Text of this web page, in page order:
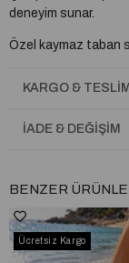
deneyim sunar.
Özel kaymaz taban
Tam kalıptır, kendi
almanız tavsiye edilir.
%100 yerli üretim
A plus kalite
KARGO &
İADE & DEĞIŞIM
BENZER
Ücretsiz Kargo